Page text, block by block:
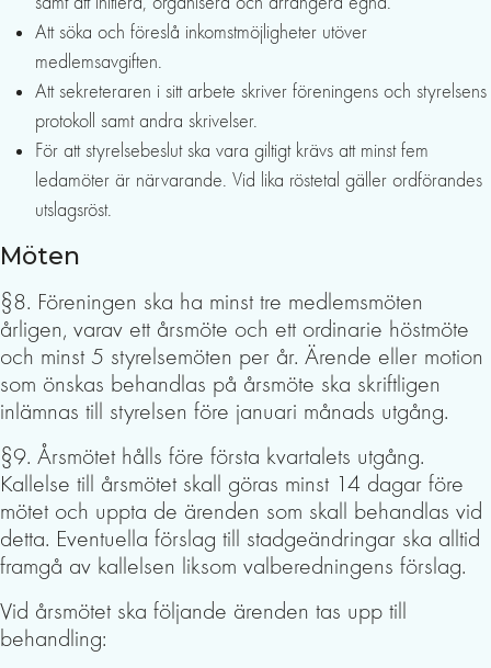
Att söka och föreslå inkomstmöjligheter utöver
medlemsavgiften.
Att sekreteraren i sitt arbete skriver föreningens och styrelsens
protokoll samt andra skrivelser.
För att styrelsebeslut ska vara giltigt krävs att minst fem
ledamöter är närvarande. Vid lika röstetal gäller ordförandes
utslagsröst.
Möten
§8. Föreningen ska ha minst tre medlemsmöten
årligen, varav ett årsmöte och ett ordinarie höstmöte
och minst 5 styrelsemöten per år. Ärende eller motion
som önskas behandlas på årsmöte ska skriftligen
inlämnas till styrelsen före januari månads utgång.
§9. Årsmötet hålls före första kvartalets utgång.
Kallelse till årsmötet skall göras minst 14 dagar före
mötet och uppta de ärenden som skall behandlas vid
detta. Eventuella förslag till stadgeändringar ska alltid
framgå av kallelsen liksom valberedningens förslag.
Vid årsmötet ska följande ärenden tas upp till
behandling: